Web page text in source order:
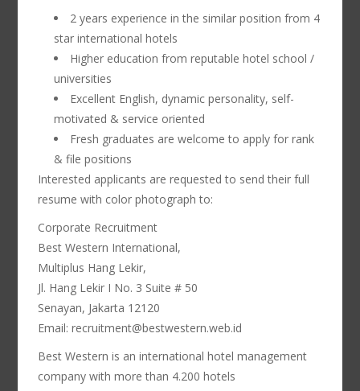
2 years experience in the similar position from 4
star international hotels
Higher education from reputable hotel school /
universities
Excellent English, dynamic personality, self-
motivated & service oriented
Fresh graduates are welcome to apply for rank
& file positions
Interested applicants are requested to send their full
resume with color photograph to:
Corporate Recruitment
Best Western International,
Multiplus Hang Lekir,
Jl. Hang Lekir I No. 3 Suite # 50
Senayan, Jakarta 12120
Email: recruitment@bestwestern.web.id
Best Western is an international hotel management
company with more than 4.200 hotels